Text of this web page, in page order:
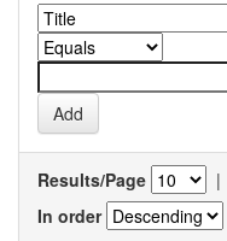
Results/Page |
In order